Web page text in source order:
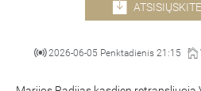
2026-06-05 Penktadienis 21:15